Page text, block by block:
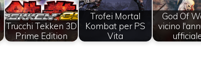
Trucchi Tekken 3D
Prime Edition
Trofei Mortal
Kombat per PS
Vita
God Of
vicino